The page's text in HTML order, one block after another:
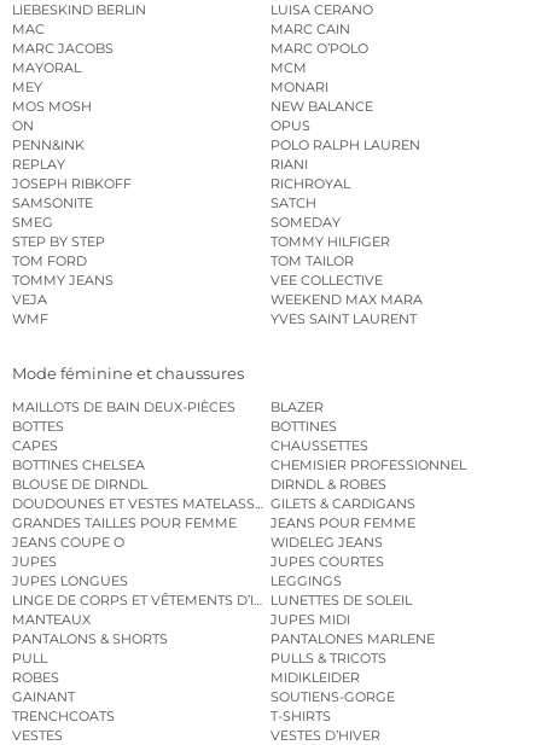
LIEBESKIND BERLIN
LUISA CERANO
MAC
MARC CAIN
MARC JACOBS
MARC O’POLO
MAYORAL
MCM
MEY
MONARI
MOS MOSH
NEW BALANCE
ON
OPUS
PENN&INK
POLO RALPH LAUREN
REPLAY
RIANI
JOSEPH RIBKOFF
RICHROYAL
SAMSONITE
SATCH
SMEG
SOMEDAY
STEP BY STEP
TOMMY HILFIGER
TOM FORD
TOM TAILOR
TOMMY JEANS
VEE COLLECTIVE
VEJA
WEEKEND MAX MARA
WMF
YVES SAINT LAURENT
Mode féminine et chaussures
MAILLOTS DE BAIN DEUX-PIÈCES
BLAZER
BOTTES
BOTTINES
CAPES
CHAUSSETTES
BOTTINES CHELSEA
CHEMISIER PROFESSIONNEL
BLOUSE DE DIRNDL
DIRNDL & ROBES
DOUDOUNES ET VESTES MATELASSÉESGILETS & CARDIGANS
GRANDES TAILLES POUR FEMME
JEANS POUR FEMME
JEANS COUPE O
WIDELEG JEANS
JUPES
JUPES COURTES
JUPES LONGUES
LEGGINGS
LINGE DE CORPS ET VÊTEMENTS D’INTÉRIEURLUNETTES DE SOLEIL
MANTEAUX
JUPES MIDI
PANTALONS & SHORTS
PANTALONES MARLENE
PULL
PULLS & TRICOTS
ROBES
MIDIKLEIDER
GAINANT
SOUTIENS-GORGE
TRENCHCOATS
T-SHIRTS
VESTES
VESTES D’HIVER